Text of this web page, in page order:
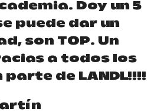
Doy un 5
puede dar un
son TOP. Un
a todos los
de LANDL!!!!